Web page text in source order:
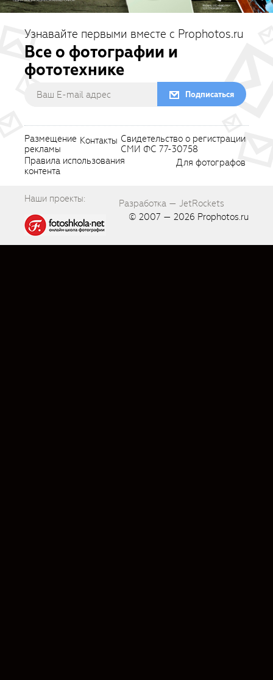
Узнавайте первыми вместе с Prophotos.ru
Все о фотографии и
фототехнике
Подписаться
Размещение
рекламы
Контакты Свидетельство о регистрации
СМИ ФС 77-30758
Правила использования
контента
Для фотографов
Наши проекты:
Разработка — JetRockets
© 2007 — 2026 Prophotos.ru